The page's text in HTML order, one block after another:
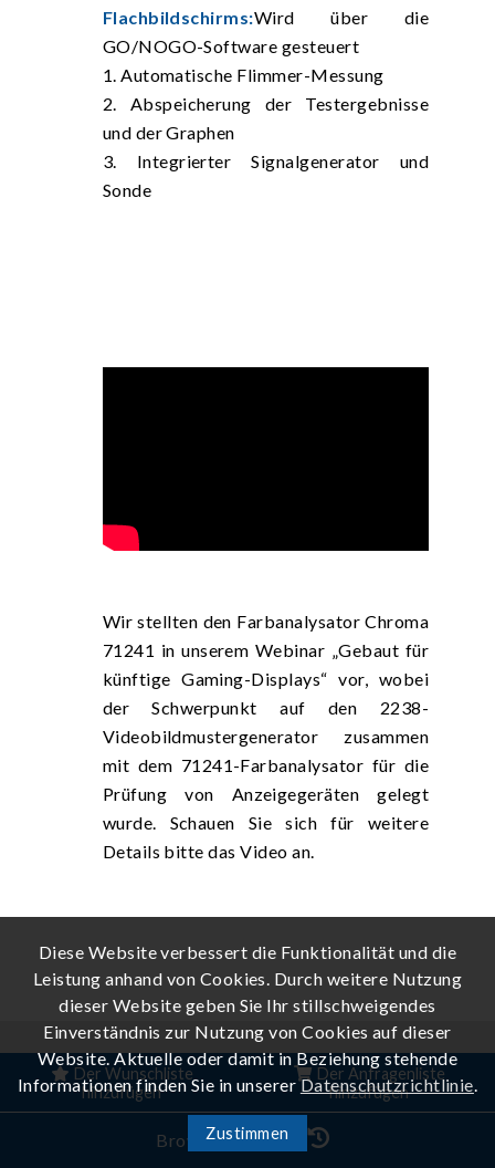
Flachbildschirms:Wird über die
GO/NOGO-Software gesteuert
1. Automatische Flimmer-Messung
2. Abspeicherung der Testergebnisse
und der Graphen
3. Integrierter Signalgenerator und
Sonde
Wir stellten den Farbanalysator Chroma
71241 in unserem Webinar „Gebaut für
künftige Gaming-Displays“ vor, wobei
der Schwerpunkt auf den 2238-
Videobildmustergenerator zusammen
mit dem 71241-Farbanalysator für die
Prüfung von Anzeigegeräten gelegt
wurde. Schauen Sie sich für weitere
Details bitte das Video an.
Aufbau der Flimmer-Messung
Der 71241 führt Flimmer-Messungen in
Der Wunschliste
hinzufügen
Der Anfragenliste
hinzufügen
Diese Website verbessert die Funktionalität und die
Leistung anhand von Cookies. Durch weitere Nutzung
dieser Website geben Sie Ihr stillschweigendes
Einverständnis zur Nutzung von Cookies auf dieser
Website. Aktuelle oder damit in Beziehung stehende
Informationen finden Sie in unsererDatenschutzrichtlinie.
Zustimmen
Browser-Verlauf